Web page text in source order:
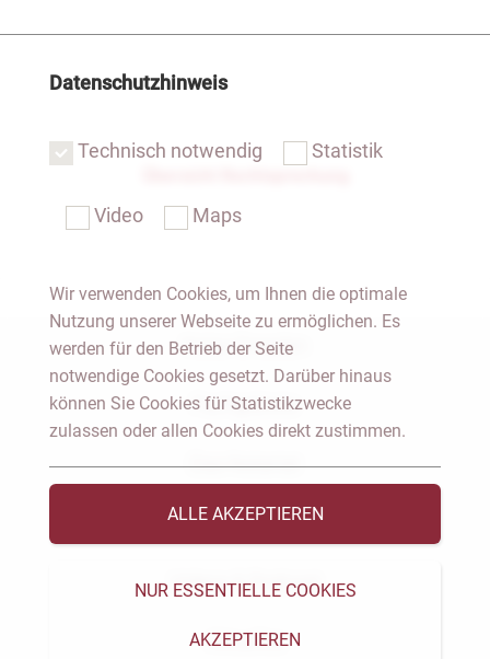
Notar Dresden
Fachgebiete
Das Notariat
Vorträge & Veröffentlichungen
Videos & Podcast
Aktuelles
Datenschutzhinweis
Technisch notwendig Statistik
Video Maps
Wir verwenden Cookies, um Ihnen die optimale
Nutzung unserer Webseite zu ermöglichen. Es
werden für den Betrieb der Seite
notwendige Cookies gesetzt. Darüber hinaus
können Sie Cookies für Statistikzwecke
zulassen oder allen Cookies direkt zustimmen.
ALLE AKZEPTIEREN
NUR ESSENTIELLE COOKIES
AKZEPTIEREN